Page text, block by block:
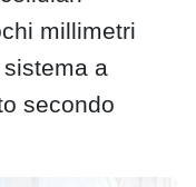
millimetri
a
secondo